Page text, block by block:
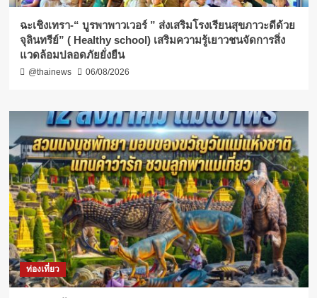
ฉะเชิงเทรา-​“ บูรพาพาวเวอร์ ” ส่งเสริมโรงเรียนสุขภาวะดีด้วย
จุลินทรีย์” ( Healthy school) เสริมความรู้เยาวชนจัดการสิ่ง
แวดล้อมปลอดภัยยั่งยืน
@thainews 06/08/2026
ท่องเที่ยว